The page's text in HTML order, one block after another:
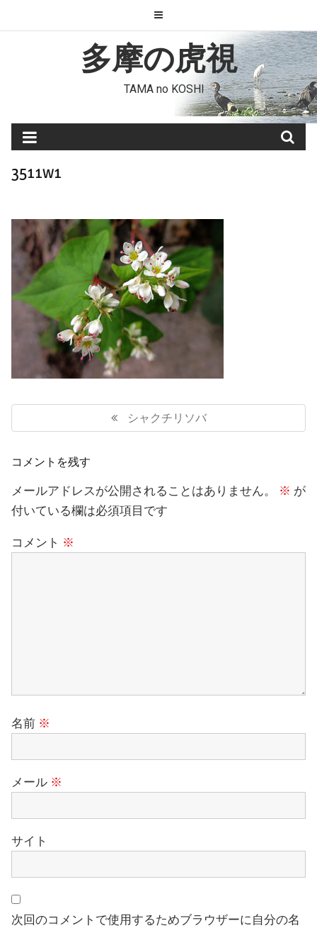
to
多摩の虎視
TAMA no KOSHI
3511w1
ナ
ゲ
シ
ョ
ン
Previous
Post:
シャクチリソバ
コメントを残す
メールアドレスが公開されることはありません。 ※ が
付いている欄は必須項目です
コメント ※
名前 ※
メール ※
サイト
次回のコメントで使用するためブラウザーに自分の名